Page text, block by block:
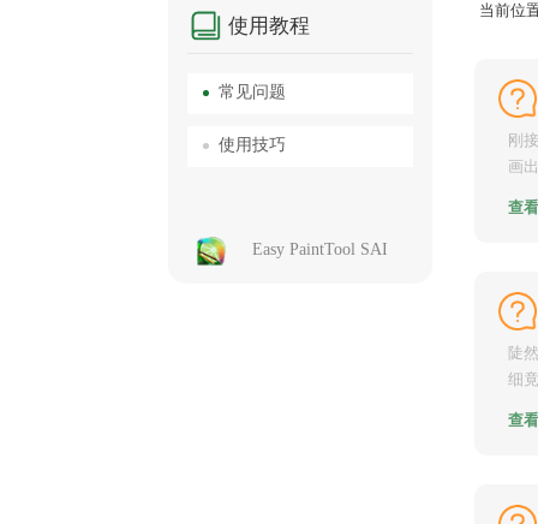
使用教程
常见问题
使用技巧
Easy PaintTool SAI
当前位
刚
画
查
陡
细
查